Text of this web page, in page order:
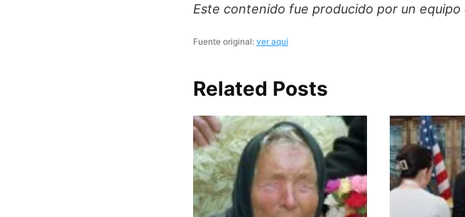
Este contenido fue producido por un equipo
Fuente original: ver aquí
Related Posts